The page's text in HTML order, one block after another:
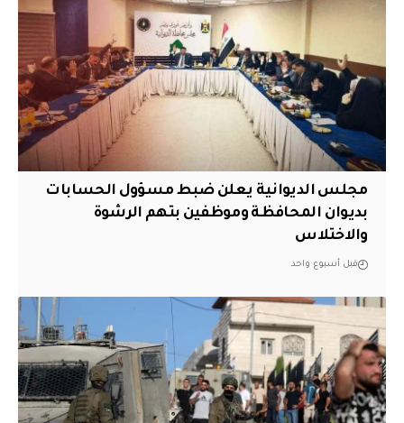
مجلس الديوانية يعلن ضبط مسؤول الحسابات
بديوان المحافظة وموظفين بتهم الرشوة
والاختلاس
قبل أسبوع واحد